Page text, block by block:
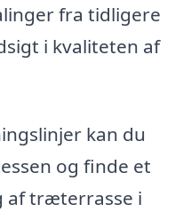
fra tidligere
i kvaliteten af
kan du
og finde et
af træterrasse i